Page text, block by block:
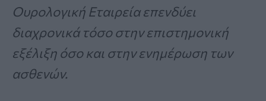
Ουρολογική Εταιρεία επενδύει
διαχρονικά τόσο στην επιστημονική
εξέλιξη όσο και στην ενημέρωση των
ασθενών.